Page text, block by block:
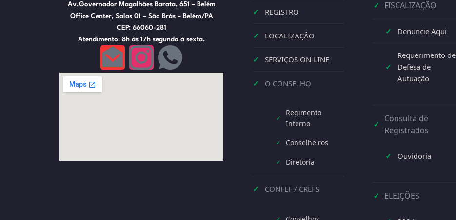
Av.Governador Magalhães Barata, 651 – Belém
Office Center, Salas 01 – São Brás – Belém/PA
CEP: 66060-281
Atendimento: 8h às 17h segunda à sexta.
✓ REGISTRO
✓ LOCALIZAÇÃO
✓ SERVIÇOS ON-LINE
✓ O CONSELHO
✓
Regimento
Interno
✓ Conselheiros
✓ Diretoria
✓ CONFEF / CREFS
✓ FISCALIZAÇÃO
✓ Denuncie Aqui
✓
Requerimento de
Defesa de
Autuação
✓
Consulta de
Registrados
✓ Ouvidoria
✓ ELEIÇÕES